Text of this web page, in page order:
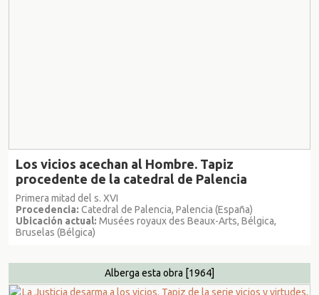
Los vicios acechan al Hombre. Tapiz
procedente de la catedral de Palencia
Primera mitad del s. XVI
Procedencia: Catedral de Palencia, Palencia (España)
Ubicación actual: Musées royaux des Beaux-Arts, Bélgica,
Bruselas (Bélgica)
Alberga esta obra [1964]